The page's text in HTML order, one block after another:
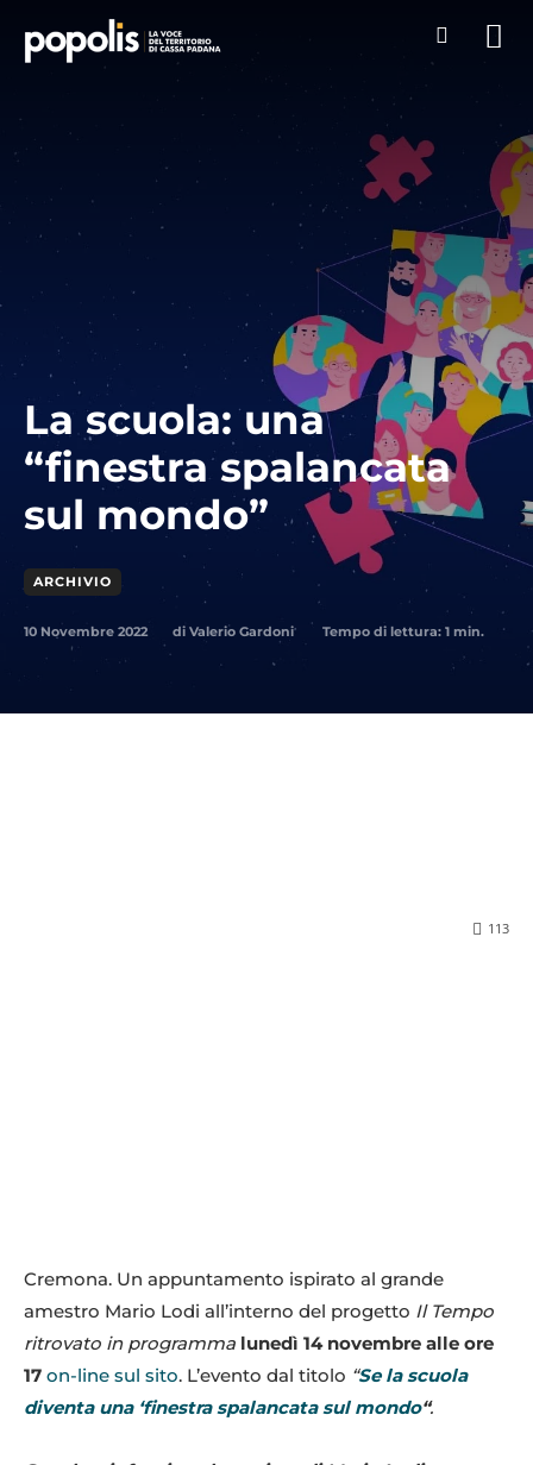
La scuola: una
“finestra spalancata
sul mondo”
ARCHIVIO
10 Novembre 2022 di Valerio Gardoni Tempo di lettura: 1 min.
113
Cremona. Un appuntamento ispirato al grande
amestro Mario Lodi all’interno del progetto Il Tempo
ritrovato in programma lunedì 14 novembre alle ore
17 on-line sul sito. L’evento dal titolo “Se la scuola
diventa una ‘finestra spalancata sul mondo“.